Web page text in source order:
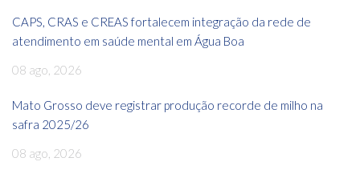
CAPS, CRAS e CREAS fortalecem integração da rede de
atendimento em saúde mental em Água Boa
08 ago, 2026
Mato Grosso deve registrar produção recorde de milho na
safra 2025/26
08 ago, 2026